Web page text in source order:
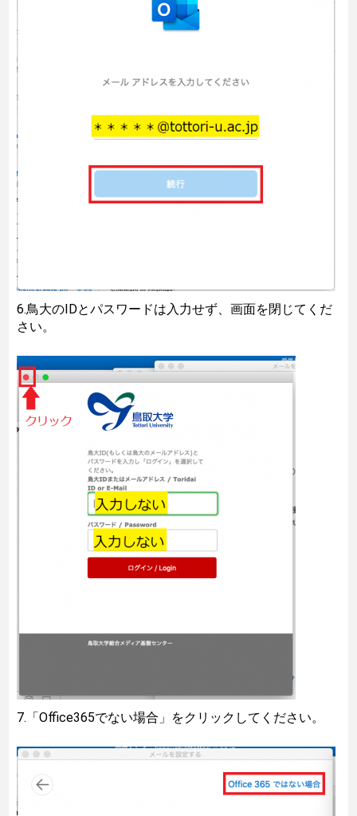
6.鳥大のIDとパスワードは入力せず、画面を閉じてくだ
さい。
7.「Office365でない場合」をクリックしてください。